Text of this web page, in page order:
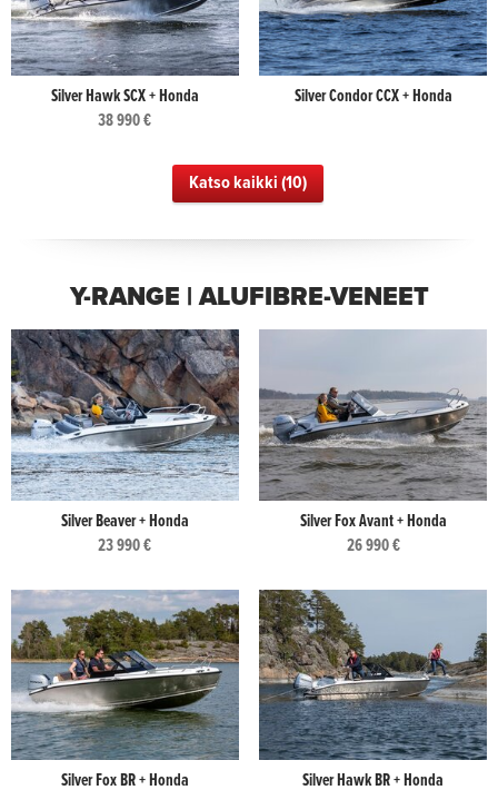
Silver Hawk SCX + Honda
38 990 €
Silver Condor CCX + Honda
Katso kaikki (10)
Y-RANGE | ALUFIBRE-VENEET
Silver Beaver + Honda
23 990 €
Silver Fox Avant + Honda
26 990 €
Silver Fox BR + Honda Silver Hawk BR + Honda